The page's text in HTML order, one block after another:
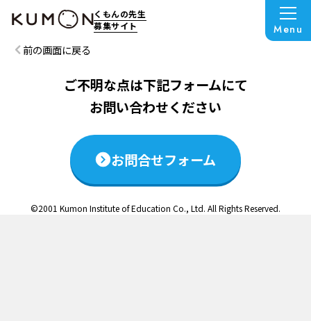
くもんの先生
募集サイト
Menu
この説明会は終了いたしました
前の画面に戻る
ご不明な点は下記フォームにて
お問い合わせください
お問合せフォーム
©2001 Kumon Institute of Education Co., Ltd. All Rights Reserved.